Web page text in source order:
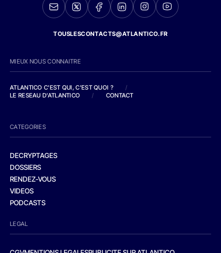
TOUSLESCONTACTS@ATLANTICO.FR
MIEUX NOUS CONNAITRE
ATLANTICO C'EST QUI, C'EST QUOI ?
/
LE RESEAU D'ATLANTICO
/ CONTACT
CATEGORIES
DECRYPTAGES
DOSSIERS
RENDEZ-VOUS
VIDEOS
PODCASTS
LEGAL